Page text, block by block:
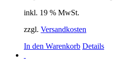
inkl. 19 % MwSt.
zzgl. Versandkosten
In den Warenkorb Details